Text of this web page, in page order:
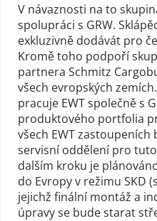
V návaznosti na to
spolupráci s GRW.
exkluzivně dodávát pro
Kromě toho podpoří
partnera Schmitz
všech evropských
pracuje EWT společně s
produktového portfolia
všech EWT
servisní oddělení pro
dalším kroku je
do Evropy v režimu SKD
jejichž finální montáž a
úpravy se bude starat